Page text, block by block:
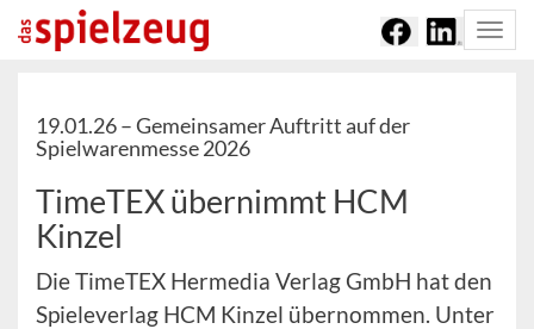
19.01.26 –Gemeinsamer Auftritt auf der
Spielwarenmesse 2026
TimeTEX übernimmt HCM
Kinzel
Die TimeTEX Hermedia Verlag GmbH hat den
Spieleverlag HCM Kinzel übernommen. Unter